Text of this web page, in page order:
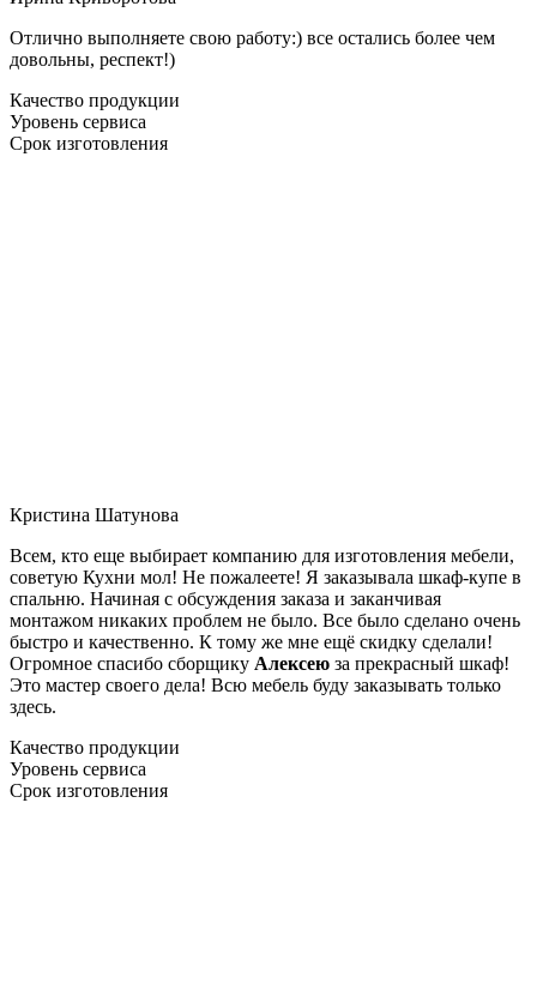
Отлично выполняете свою работу:) все остались более чем
довольны, респект!)
Качество продукции
Уровень сервиса
Срок изготовления
Кристина Шатунова
Всем, кто еще выбирает компанию для изготовления мебели,
советую Кухни мол! Не пожалеете! Я заказывала шкаф-купе в
спальню. Начиная с обсуждения заказа и заканчивая
монтажом никаких проблем не было. Все было сделано очень
быстро и качественно. К тому же мне ещё скидку сделали!
Огромное спасибо сборщику Алексею за прекрасный шкаф!
Это мастер своего дела! Всю мебель буду заказывать только
здесь.
Качество продукции
Уровень сервиса
Срок изготовления